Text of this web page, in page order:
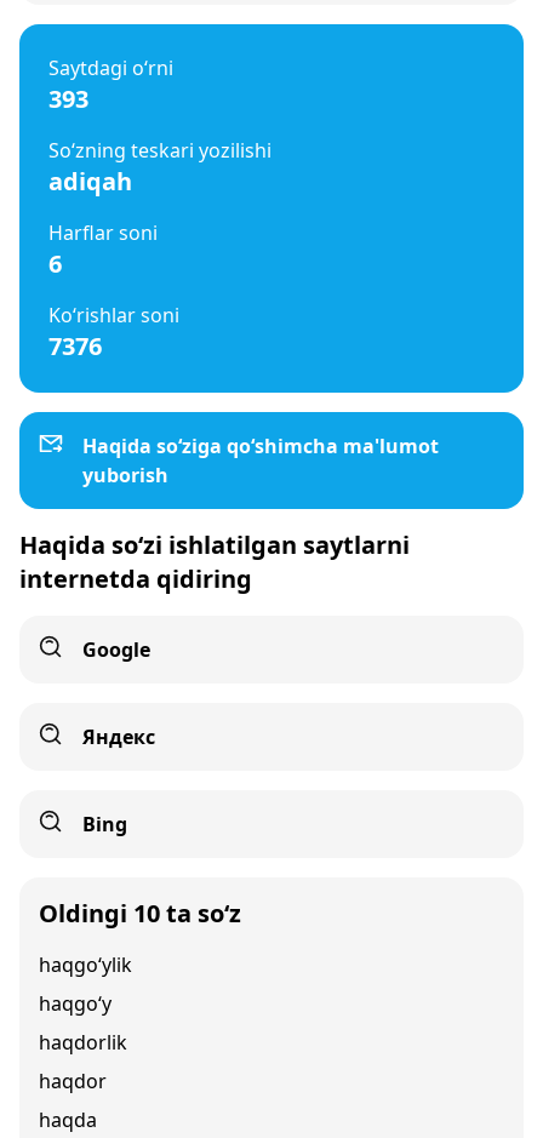
Saytdagi o‘rni
393
So‘zning teskari yozilishi
adiqah
Harflar soni
6
Ko‘rishlar soni
7376
Haqida so‘ziga qo‘shimcha ma'lumot
yuborish
Haqida so‘zi ishlatilgan saytlarni
internetda qidiring
Google
Яндекс
Bing
Oldingi 10 ta so‘z
haqgo‘ylik
haqgo‘y
haqdorlik
haqdor
haqda